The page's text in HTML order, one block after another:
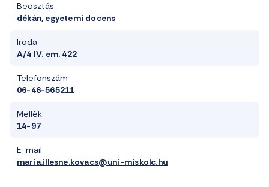
Beosztás
dékán, egyetemi docens
Iroda
A/4 IV. em. 422
Telefonszám
06-46-565211
Mellék
14-97
E-mail
maria.illesne.kovacs@uni-miskolc.hu